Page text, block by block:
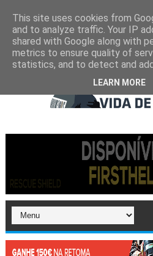
This site uses cookies from
and to analyze traffic. Your IP
shared with Google along with
metrics to ensure quality of
statistics, and to detect and
LEARN MORE